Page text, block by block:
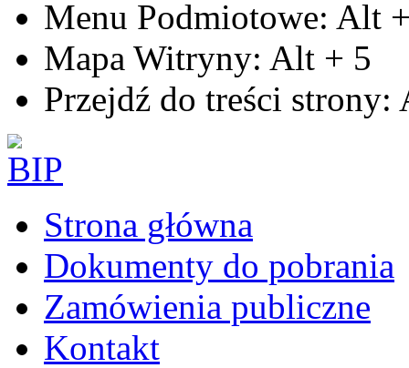
Menu Podmiotowe: Alt
Mapa Witryny: Alt + 5
Przejdź do treści strony:
Strona główna
Dokumenty do pobrania
Zamówienia publiczne
Kontakt